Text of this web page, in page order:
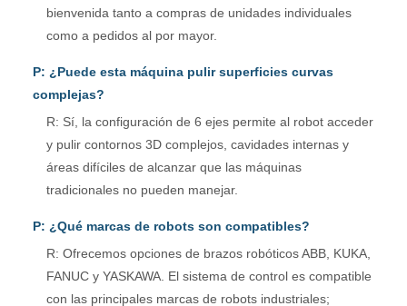
bienvenida tanto a compras de unidades individuales
como a pedidos al por mayor.
P: ¿Puede esta máquina pulir superficies curvas
complejas?
R: Sí, la configuración de 6 ejes permite al robot acceder
y pulir contornos 3D complejos, cavidades internas y
áreas difíciles de alcanzar que las máquinas
tradicionales no pueden manejar.
P: ¿Qué marcas de robots son compatibles?
R: Ofrecemos opciones de brazos robóticos ABB, KUKA,
FANUC y YASKAWA. El sistema de control es compatible
con las principales marcas de robots industriales;